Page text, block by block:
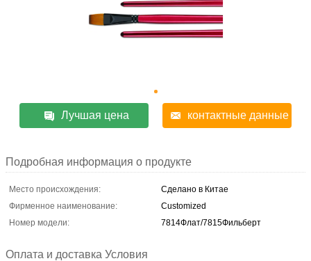
Лучшая цена контактные данные
Подробная информация о продукте
Место происхождения:
Сделано в Китае
Фирменное наименование:
Customized
Номер модели:
7814Флат/7815Фильберт
Оплата и доставка Условия